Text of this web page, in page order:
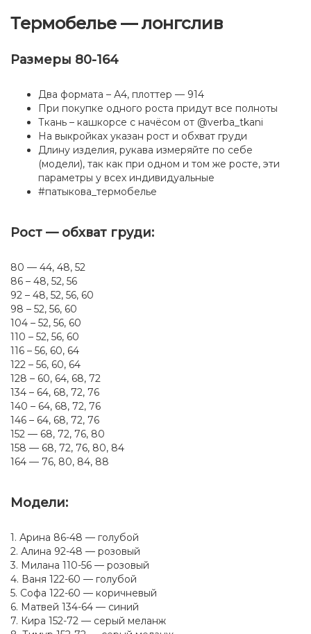
детское)
Термобелье — лонгслив
Размеры 80-164
Два формата – А4, плоттер — 914
При покупке одного роста придут все полноты
Ткань – кашкорсе с начёсом от @verba_tkani
На выкройках указан рост и обхват груди
Длину изделия, рукава измеряйте по себе
(модели), так как при одном и том же росте, эти
параметры у всех индивидуальные
#патыкова_термобелье
Рост — обхват груди:
80 — 44, 48, 52
86 – 48, 52, 56
92 – 48, 52, 56, 60
98 – 52, 56, 60
104 – 52, 56, 60
110 – 52, 56, 60
116 – 56, 60, 64
122 – 56, 60, 64
128 – 60, 64, 68, 72
134 – 64, 68, 72, 76
140 – 64, 68, 72, 76
146 – 64, 68, 72, 76
152 — 68, 72, 76, 80
158 — 68, 72, 76, 80, 84
164 — 76, 80, 84, 88
Модели:
1. Арина 86-48 — голубой
2. Алина 92-48 — розовый
3. Милана 110-56 — розовый
4. Ваня 122-60 — голубой
5. Софа 122-60 — коричневый
6. Матвей 134-64 — синий
7. Кира 152-72 — серый меланж